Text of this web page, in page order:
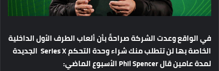
في الواقع وعدت الشركة صراحةً بأن ألعاب الطرف الأول الداخلية
الخاصة بها لن تتطلب منك شراء وحدة التحكم Series X الجديدة
لمدة عامين قال Phil Spencer الأسبوع الماضي: